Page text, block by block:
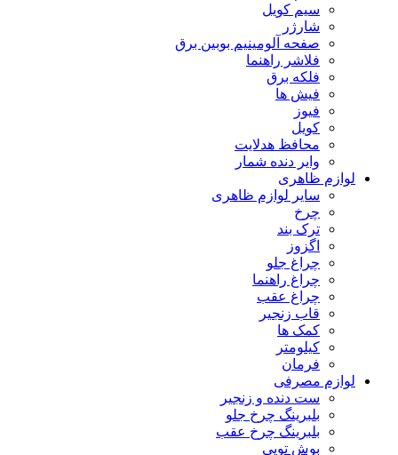
سیم کویل
شارژر
صفحه آلومینیم بوبین برق
فلاشر راهنما
فلکه برق
فیش ها
فیوز
کویل
محافظ هدلایت
وایر دنده شمار
لوازم ظاهری
سایر لوازم ظاهری
چرخ
ترک بند
اگزوز
چراغ جلو
چراغ راهنما
چراغ عقب
قاب زنجیر
کمک ها
کیلومتر
فرمان
لوازم مصرفی
ست دنده و زنجیر
بلبرینگ چرخ جلو
بلبرینگ چرخ عقب
بوش توپی